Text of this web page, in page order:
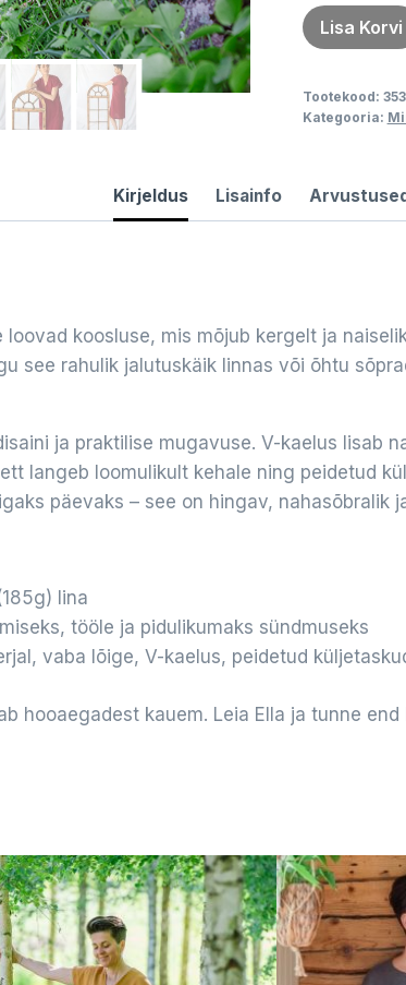
Kleit
ELLA
kogus
Lisa Korvi
Tootekood:
Kategooria:
Kirjeldus Lisainfo
koosluse, mis mõjub kergelt ja
see rahulik jalutuskäik linnas või õhtu
ja praktilise mugavuse. V-kaelus lisab
langeb loomulikult kehale ning peidetud
päevaks – see on hingav, nahasõbralik
lina
tööle ja pidulikumaks sündmuseks
vaba lõige, V-kaelus, peidetud
hooaegadest kauem. Leia Ella ja tunne